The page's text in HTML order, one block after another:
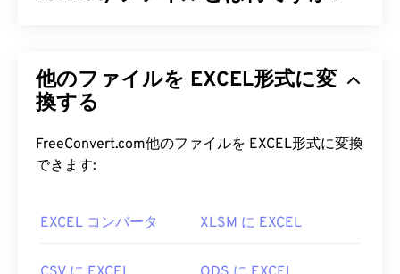
的なファイル形式であり、今日最も広く使用されて
いるファイル形式の一つです。PDFが広く普及して
す。PDFファイルは、どのデバイスやオペレーティ
ングシステムでも常に同じ外観を保ちます。
ばいいですか?
PDFファイルを開く必要がある場合、ほとんどの人
他のファイルを EXCEL形式に変
換する
FreeConvert.com他のファイルを EXCEL形式に変換
できます:
EXCEL コンバータ XLSM に EXCEL